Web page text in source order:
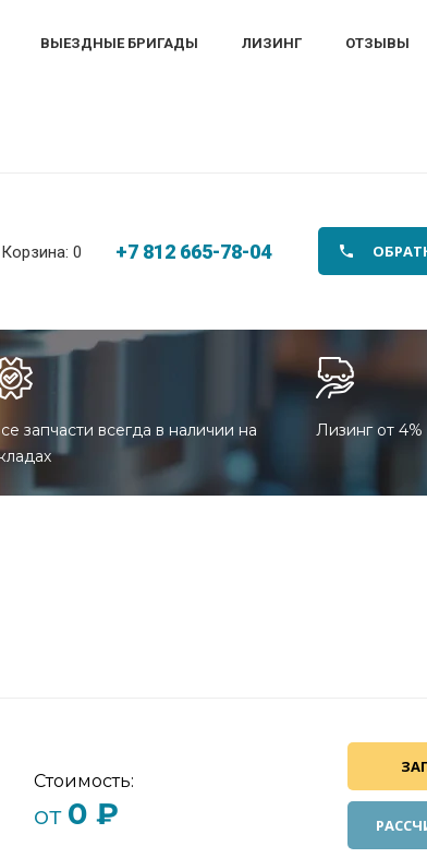
ВЫЕЗДНЫЕ БРИГАДЫ ЛИЗИНГ ОТЗЫВЫ
Корзина: 0 +7 812 665-78-04
запчасти всегда в наличии на
Лизинг от 4%
Стоимость:
от 0 ₽